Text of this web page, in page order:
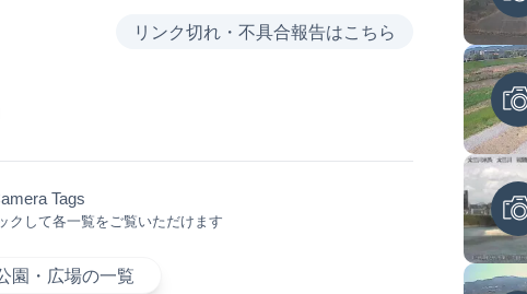
リンク切れ・不具合報告はこちら
Tags
クして各一覧をご覧いただけます
園・広場の一覧